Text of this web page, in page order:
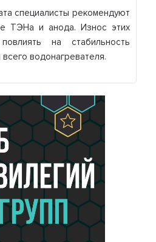
специалисты рекомендуют
ТЭНа и анода. Износ этих
на стабильность
водонагревателя.